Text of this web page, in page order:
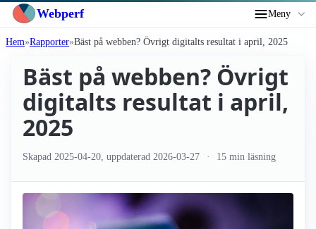
Webperf Meny
Hem Rapporter Bäst på webben? Övrigt digitalts resultat i april, 2025
Bäst på webben? Övrigt
digitalts resultat i april,
2025
Skapad 2025-04-20 , uppdaterad 2026-03-27 15 min läsning